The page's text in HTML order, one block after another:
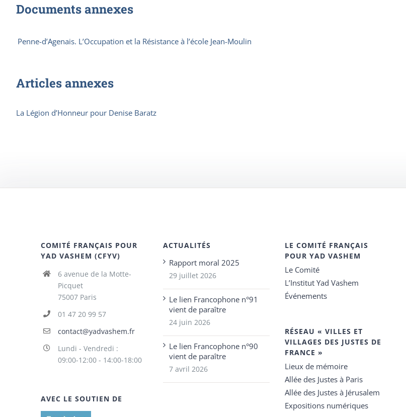
Documents annexes
Penne-d’Agenais. L’Occupation et la Résistance à l’école Jean-Moulin
Articles annexes
La Légion d’Honneur pour Denise Baratz
COMITÉ FRANÇAIS POUR
YAD VASHEM (CFYV)
6 avenue de la Motte-
Picquet
75007 Paris
01 47 20 99 57
contact@yadvashem.fr
Lundi - Vendredi :
09:00-12:00 - 14:00-18:00
AVEC LE SOUTIEN DE
ACTUALITÉS
Rapport moral 2025
29 juillet 2026
Le lien Francophone n°91
vient de paraître
24 juin 2026
Le lien Francophone n°90
vient de paraître
7 avril 2026
LE COMITÉ FRANÇAIS
POUR YAD VASHEM
Le Comité
L’Institut Yad Vashem
Événements
RÉSEAU « VILLES ET
VILLAGES DES JUSTES DE
FRANCE »
Lieux de mémoire
Allée des Justes à Paris
Allée des Justes à Jérusalem
Expositions numériques